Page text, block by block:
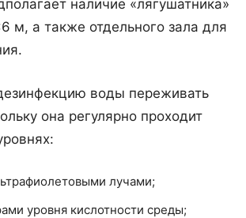
наличие «лягушатника»
м, а также отдельного зала для
воды переживать
она регулярно проходит
лучами;
уровня кислотности среды;